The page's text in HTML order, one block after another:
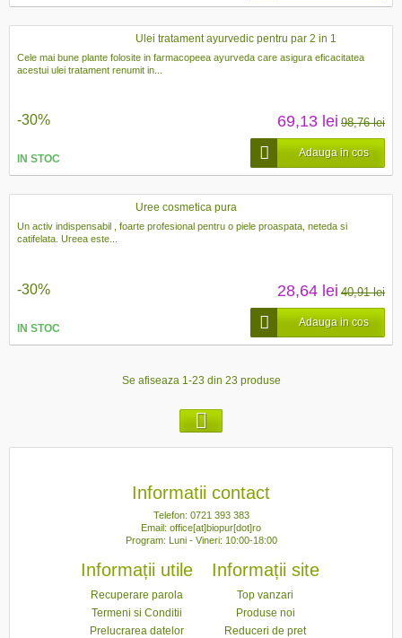
Ulei tratament ayurvedic pentru par 2 in 1
Cele mai bune plante folosite in farmacopeea ayurveda care asigura eficacitatea
acestui ulei tratament renumit in...
-30% 69,13 lei 98,76 lei
IN STOC
Adauga in cos
Uree cosmetica pura
Un activ indispensabil , foarte profesional pentru o piele proaspata, neteda si
catifelata. Ureea este...
-30% 28,64 lei 40,91 lei
IN STOC
Adauga in cos
Se afiseaza 1-23 din 23 produse
Informatii contact
Telefon: 0721 393 383
Email: office[at]biopur[dot]ro
Program: Luni - Vineri: 10:00-18:00
Informații utile
Recuperare parola
Termeni si Conditii
Prelucrarea datelor
Informații site
Top vanzari
Produse noi
Reduceri de pret